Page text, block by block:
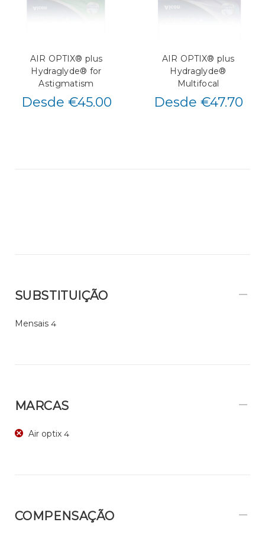
AIR OPTIX® plus
Hydraglyde® for
Astigmatism
Desde €45.00
AIR OPTIX® plus
Hydraglyde®
Multifocal
Desde €47.70
SUBSTITUIÇÃO
Mensais 4
MARCAS
Air optix 4
COMPENSAÇÃO